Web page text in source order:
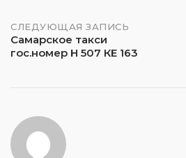
записям
СЛЕДУЮЩАЯ ЗАПИСЬ
Самарское такси
гос.номер Н 507 КЕ 163